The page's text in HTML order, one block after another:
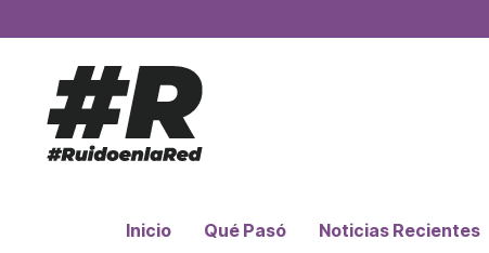
Inicio Qué Pasó Noticias Recientes